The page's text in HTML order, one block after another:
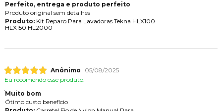
Perfeito, entrega e produto perfeito
Produto original sem detalhes
Produto:Kit Reparo Para Lavadoras Tekna HLX100
HLX150 HL2000
Anônimo
05/08/2025
Eu recomendo esse produto.
Muito bom
Ótimo custo benefício